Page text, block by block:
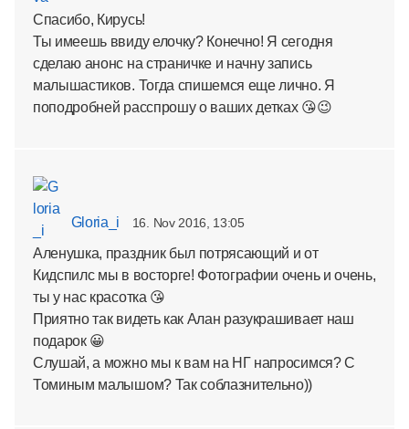
Спасибо, Кирусь!
Ты имеешь ввиду елочку? Конечно! Я сегодня
сделаю анонс на страничке и начну запись
малышастиков. Тогда спишемся еще лично. Я
поподробней расспрошу о ваших детках 😘😉
Gloria_i 16. Nov 2016, 13:05
Аленушка, праздник был потрясающий и от
Кидспилс мы в восторге! Фотографии очень и очень,
ты у нас красотка 😘
Приятно так видеть как Алан разукрашивает наш
подарок 😀
Слушай, а можно мы к вам на НГ напросимся? С
Томиным малышом? Так соблазнительно))